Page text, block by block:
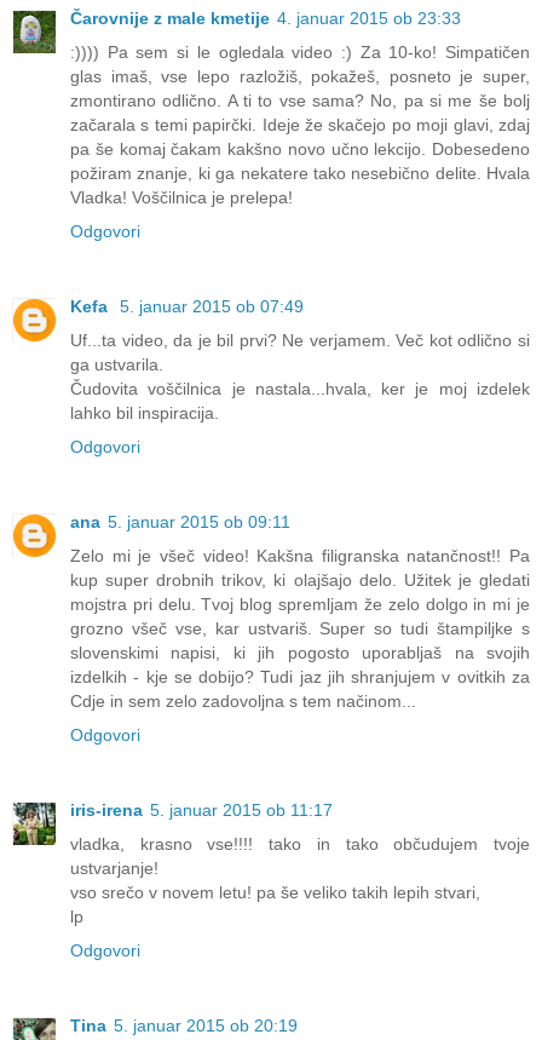
Čarovnije z male kmetije 4. januar 2015 ob 23:33
:)))) Pa sem si le ogledala video :) Za 10-ko! Simpatičen
glas imaš, vse lepo razložiš, pokažeš, posneto je super,
zmontirano odlično. A ti to vse sama? No, pa si me še bolj
začarala s temi papirčki. Ideje že skačejo po moji glavi, zdaj
pa še komaj čakam kakšno novo učno lekcijo. Dobesedeno
požiram znanje, ki ga nekatere tako nesebično delite. Hvala
Vladka! Voščilnica je prelepa!
Odgovori
Kefa
5. januar 2015 ob 07:49
Uf...ta video, da je bil prvi? Ne verjamem. Več kot odlično si
ga ustvarila.
Čudovita voščilnica je nastala...hvala, ker je moj izdelek
lahko bil inspiracija.
Odgovori
ana 5. januar 2015 ob 09:11
Zelo mi je všeč video! Kakšna filigranska natančnost!! Pa
kup super drobnih trikov, ki olajšajo delo. Užitek je gledati
mojstra pri delu. Tvoj blog spremljam že zelo dolgo in mi je
grozno všeč vse, kar ustvariš. Super so tudi štampiljke s
slovenskimi napisi, ki jih pogosto uporabljaš na svojih
izdelkih - kje se dobijo? Tudi jaz jih shranjujem v ovitkih za
Cdje in sem zelo zadovoljna s tem načinom...
Odgovori
iris-irena 5. januar 2015 ob 11:17
vladka, krasno vse!!!! tako in tako občudujem tvoje
ustvarjanje!
vso srečo v novem letu! pa še veliko takih lepih stvari,
lp
Odgovori
Tina 5. januar 2015 ob 20:19